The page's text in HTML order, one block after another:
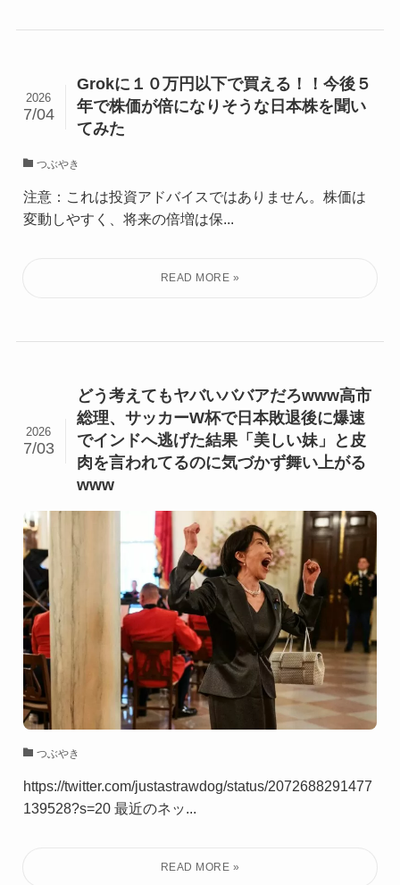
Grokに１０万円以下で買える！！今後５
年で株価が倍になりそうな日本株を聞い
てみた
2026
7/04
つぶやき
注意：これは投資アドバイスではありません。株価は
変動しやすく、将来の倍増は保...
どう考えてもヤバいババアだろwww高市
総理、サッカーW杯で日本敗退後に爆速
でインドへ逃げた結果「美しい妹」と皮
肉を言われてるのに気づかず舞い上がる
www
2026
7/03
つぶやき
https://twitter.com/justastrawdog/status/2072688291477
139528?s=20 最近のネッ...